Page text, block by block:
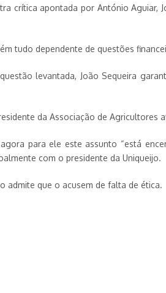
crítica apontada por António
tudo dependente de questões
levantada, João Sequeira
da Associação de Agricultores
para ele este assunto “está
com o presidente da Uniqueijo.
admite que o acusem de falta de ética.